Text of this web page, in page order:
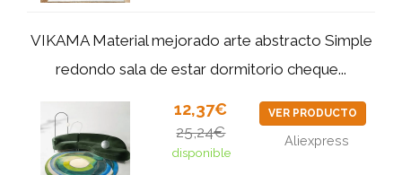
VIKAMA Material mejorado arte abstracto Simple
redondo sala de estar dormitorio cheque...
12,37€
25,24€
disponible
VER PRODUCTO
Aliexpress